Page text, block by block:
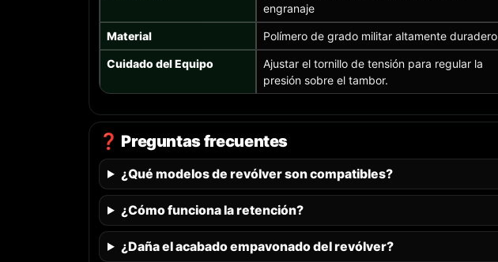
engranaje
Material Polímero de grado militar altamente duradero
Cuidado del Equipo
Ajustar el tornillo de tensión para regular la
presión sobre el tambor.
❓ Preguntas frecuentes
¿Qué modelos de revólver son compatibles?
¿Cómo funciona la retención?
¿Daña el acabado empavonado del revólver?